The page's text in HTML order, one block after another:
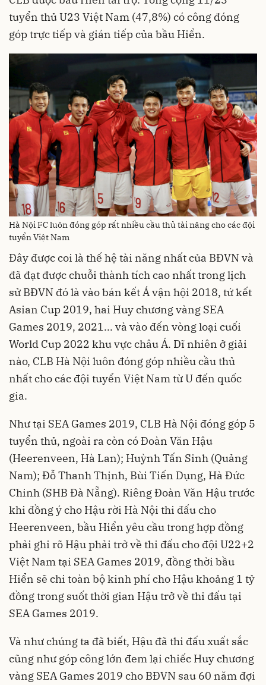
tuyển thủ U23 Việt Nam (47,8%) có công đóng
góp trực tiếp và gián tiếp của bầu Hiển.
Hà Nội FC luôn đóng góp rất nhiều cầu thủ tài năng cho các đội
tuyển Việt Nam
Đây được coi là thế hệ tài năng nhất của BĐVN và
đã đạt được chuỗi thành tích cao nhất trong lịch
sử BĐVN đó là vào bán kết Á vận hội 2018, tứ kết
Asian Cup 2019, hai Huy chương vàng SEA
Games 2019, 2021... và vào đến vòng loại cuối
World Cup 2022 khu vực châu Á. Dĩ nhiên ở giải
nào, CLB Hà Nội luôn đóng góp nhiều cầu thủ
nhất cho các đội tuyển Việt Nam từ U đến quốc
gia.
Như tại SEA Games 2019, CLB Hà Nội đóng góp 5
tuyển thủ, ngoài ra còn có Đoàn Văn Hậu
(Heerenveen, Hà Lan); Huỳnh Tấn Sinh (Quảng
Nam); Đỗ Thanh Thịnh, Bùi Tiến Dụng, Hà Đức
Chinh (SHB Đà Nẵng). Riêng Đoàn Văn Hậu trước
khi đồng ý cho Hậu rời Hà Nội thi đấu cho
Heerenveen, bầu Hiển yêu cầu trong hợp đồng
phải ghi rõ Hậu phải trở về thi đấu cho đội U22+2
Việt Nam tại SEA Games 2019, đồng thời bầu
Hiển sẽ chi toàn bộ kinh phí cho Hậu khoảng 1 tỷ
đồng trong suốt thời gian Hậu trở về thi đấu tại
SEA Games 2019.
Và như chúng ta đã biết, Hậu đã thi đấu xuất sắc
cũng như góp công lớn đem lại chiếc Huy chương
vàng SEA Games 2019 cho BĐVN sau 60 năm đợi